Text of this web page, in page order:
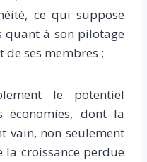
ce qui suppose
quant à son pilotage
ses membres ;
le potentiel
économies, dont la
vain, non seulement
croissance perdue